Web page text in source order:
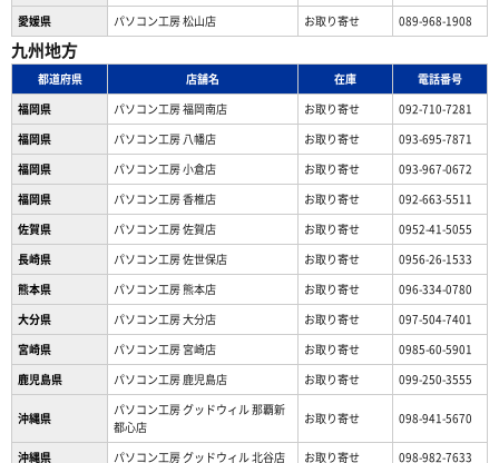
愛媛県
パソコン工房 松山店 お取り寄せ 089-968-1908
九州地方
都道府県 店舗名 在庫
電話番号
福岡県
パソコン工房 福岡南店 お取り寄せ
092-710-7281
福岡県
パソコン工房 八幡店 お取り寄せ
093-695-7871
福岡県
パソコン工房 小倉店 お取り寄せ
093-967-0672
福岡県
パソコン工房 香椎店 お取り寄せ
092-663-5511
佐賀県
パソコン工房 佐賀店 お取り寄せ
0952-41-5055
長崎県
パソコン工房 佐世保店 お取り寄せ
0956-26-1533
熊本県
パソコン工房 熊本店 お取り寄せ
096-334-0780
大分県
パソコン工房 大分店 お取り寄せ
097-504-7401
宮崎県
パソコン工房 宮崎店 お取り寄せ
0985-60-5901
鹿児島県
パソコン工房 鹿児島店 お取り寄せ 099-250-3555
沖縄県
パソコン工房 グッドウィル 那覇新
都心店
お取り寄せ 098-941-5670
沖縄県 パソコン工房 グッドウィル 北谷店 お取り寄せ 098-982-7633